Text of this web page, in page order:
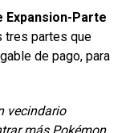
Expansion-Parte
tres partes que
de pago, para
vecindario